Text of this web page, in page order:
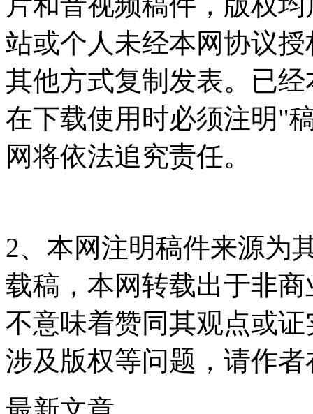
站或个人未经本网协议
其他方式复制发表。已
在下载使用时必须注明"
网将依法追究责任。
2、本网注明稿件来源为
载稿，本网转载出于非
不意味着赞同其观点或
涉及版权等问题，请作